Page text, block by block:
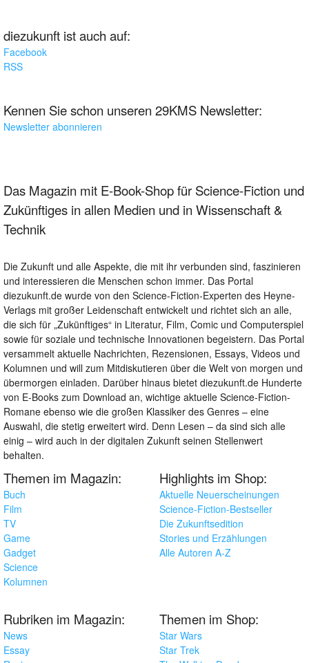
diezukunft ist auch auf:
Facebook
RSS
Kennen Sie schon unseren 29KMS Newsletter:
Newsletter abonnieren
Das Magazin mit E-Book-Shop für Science-Fiction und
Zukünftiges in allen Medien und in Wissenschaft &
Technik
Die Zukunft und alle Aspekte, die mit ihr verbunden sind, faszinieren
und interessieren die Menschen schon immer. Das Portal
diezukunft.de wurde von den Science-Fiction-Experten des Heyne-
Verlags mit großer Leidenschaft entwickelt und richtet sich an alle,
die sich für „Zukünftiges“ in Literatur, Film, Comic und Computerspiel
sowie für soziale und technische Innovationen begeistern. Das Portal
versammelt aktuelle Nachrichten, Rezensionen, Essays, Videos und
Kolumnen und will zum Mitdiskutieren über die Welt von morgen und
übermorgen einladen. Darüber hinaus bietet diezukunft.de Hunderte
von E-Books zum Download an, wichtige aktuelle Science-Fiction-
Romane ebenso wie die großen Klassiker des Genres – eine
Auswahl, die stetig erweitert wird. Denn Lesen – da sind sich alle
einig – wird auch in der digitalen Zukunft seinen Stellenwert
behalten.
Themen im Magazin:
Buch
Film
TV
Game
Gadget
Science
Kolumnen
Highlights im Shop:
Aktuelle Neuerscheinungen
Science-Fiction-Bestseller
Die Zukunftsedition
Stories und Erzählungen
Alle Autoren A-Z
Rubriken im Magazin:
News
Essay
Themen im Shop:
Star Wars
Star Trek